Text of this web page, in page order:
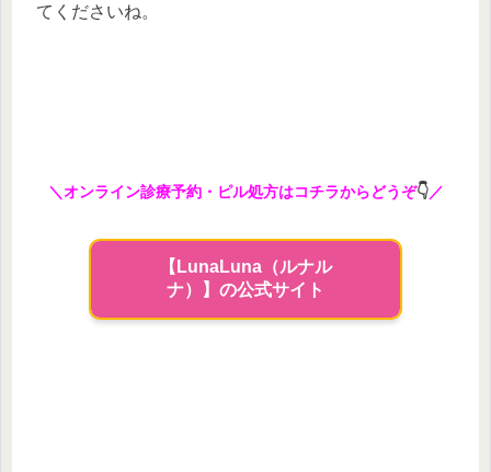
てくださいね。
＼オンライン診療予約・ピル処方はコチラからどうぞ👇／
【LunaLuna（ルナル
ナ）】の公式サイト